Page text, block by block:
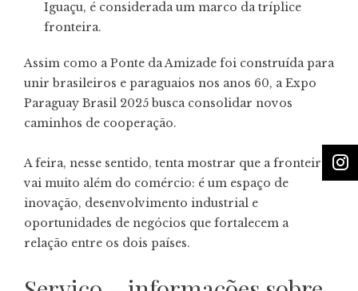
Iguaçu, é considerada um marco da tríplice
fronteira.
Assim como a Ponte da Amizade foi construída para
unir brasileiros e paraguaios nos anos 60, a Expo
Paraguay Brasil 2025 busca consolidar novos
caminhos de cooperação.
A feira, nesse sentido, tenta mostrar que a fronteira
vai muito além do comércio: é um espaço de
inovação, desenvolvimento industrial e
oportunidades de negócios que fortalecem a
relação entre os dois países.